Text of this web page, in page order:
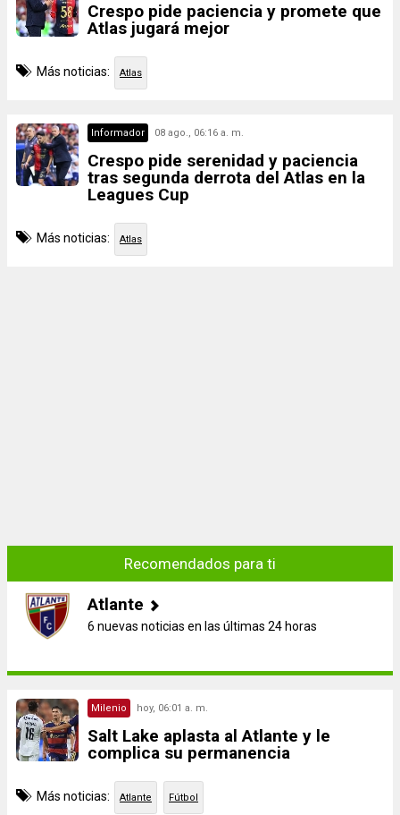
Crespo pide paciencia y promete que
Atlas jugará mejor
Más noticias: Atlas
Informador 08 ago., 06:16 a. m.
Crespo pide serenidad y paciencia
tras segunda derrota del Atlas en la
Leagues Cup
Más noticias: Atlas
Recomendados para ti
Atlante
6 nuevas noticias en las últimas 24 horas
Milenio hoy, 06:01 a. m.
Salt Lake aplasta al Atlante y le
complica su permanencia
Más noticias: Atlante Fútbol